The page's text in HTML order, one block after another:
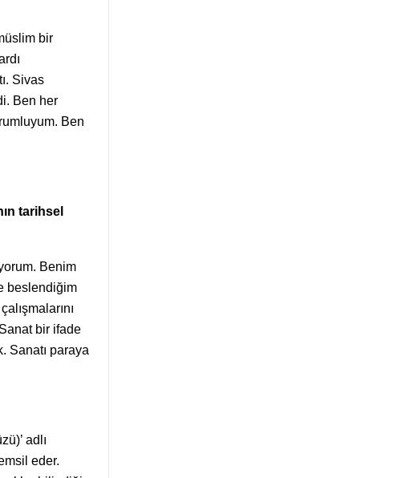
bir
Sivas
Ben her
Ben
tarihsel
Benim
beslendiğim
bir ifade
Sanatı paraya
adlı
eder.